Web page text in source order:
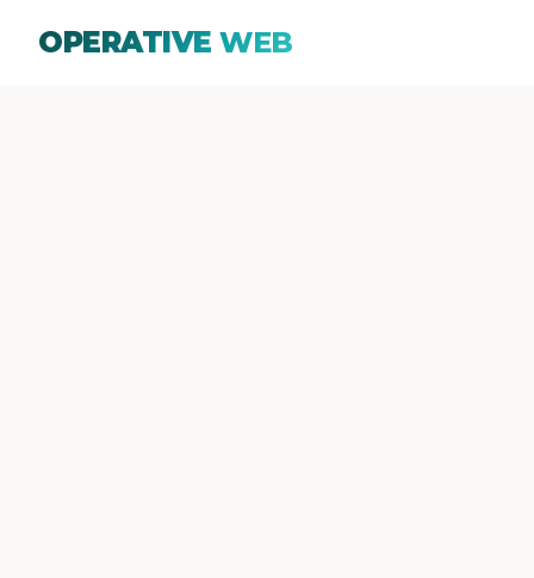
OPERATIVEWEB